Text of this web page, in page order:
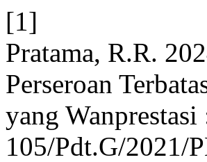
[1]
Pratama, R.R.
Perseroan
yang
105/Pdt.G/2021/